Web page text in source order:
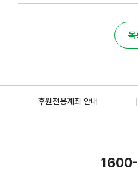
목
후원전용계좌 안내